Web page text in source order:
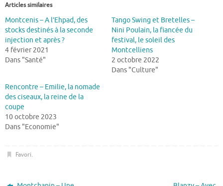
Articles similaires
Montcenis – A l’Ehpad, des
stocks destinés à la seconde
injection et après ?
4 février 2021
Dans "Santé"
Tango Swing et Bretelles –
Nini Poulain, la fiancée du
festival, le soleil des
Montcelliens
2 octobre 2022
Dans "Culture"
Rencontre – Emilie, la nomade
des ciseaux, la reine de la
coupe
10 octobre 2023
Dans "Economie"
Favori.